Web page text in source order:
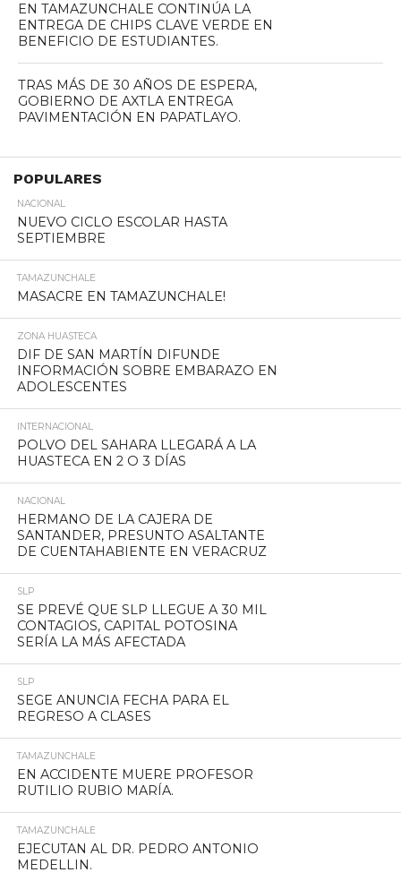
EN TAMAZUNCHALE CONTINÚA LA
ENTREGA DE CHIPS CLAVE VERDE EN
BENEFICIO DE ESTUDIANTES.
TRAS MÁS DE 30 AÑOS DE ESPERA,
GOBIERNO DE AXTLA ENTREGA
PAVIMENTACIÓN EN PAPATLAYO.
POPULARES
NACIONAL
NUEVO CICLO ESCOLAR HASTA
SEPTIEMBRE
TAMAZUNCHALE
MASACRE EN TAMAZUNCHALE!
ZONA HUASTECA
DIF DE SAN MARTÍN DIFUNDE
INFORMACIÓN SOBRE EMBARAZO EN
ADOLESCENTES
INTERNACIONAL
POLVO DEL SAHARA LLEGARÁ A LA
HUASTECA EN 2 O 3 DÍAS
NACIONAL
HERMANO DE LA CAJERA DE
SANTANDER, PRESUNTO ASALTANTE
DE CUENTAHABIENTE EN VERACRUZ
SLP
SE PREVÉ QUE SLP LLEGUE A 30 MIL
CONTAGIOS, CAPITAL POTOSINA
SERÍA LA MÁS AFECTADA
SLP
SEGE ANUNCIA FECHA PARA EL
REGRESO A CLASES
TAMAZUNCHALE
EN ACCIDENTE MUERE PROFESOR
RUTILIO RUBIO MARÍA.
TAMAZUNCHALE
EJECUTAN AL DR. PEDRO ANTONIO
MEDELLIN.